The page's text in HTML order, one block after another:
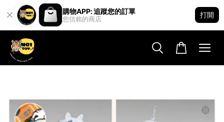
購物APP: 追蹤您的訂單
您信賴的商店
打開